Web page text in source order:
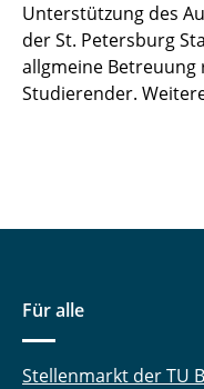
Unterstützung des
der St. Petersburg
allgmeine Betreuung
Studierender.
Für alle
Stellenmarkt der TU